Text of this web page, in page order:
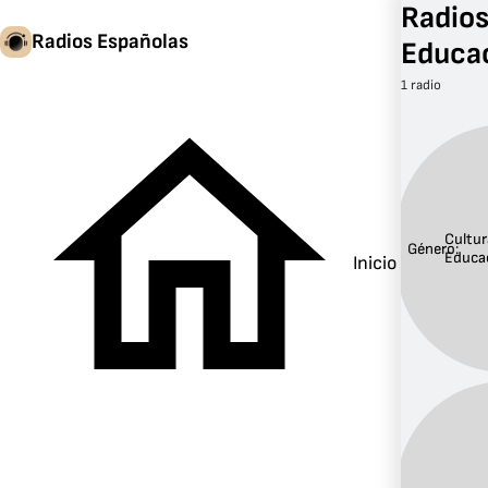
Radios Españolas
Inicio
1 radio
Género: